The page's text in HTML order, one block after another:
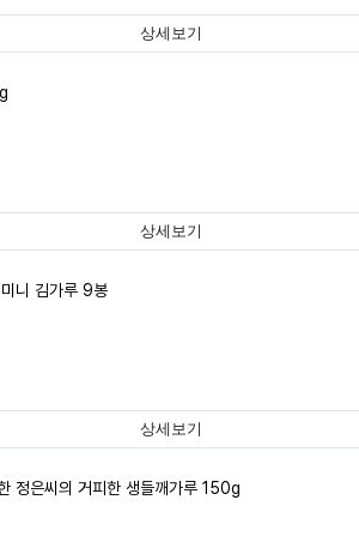
상세보기
상세보기
니 김가루 9봉
상세보기
정은씨의 거피한 생들깨가루 150g